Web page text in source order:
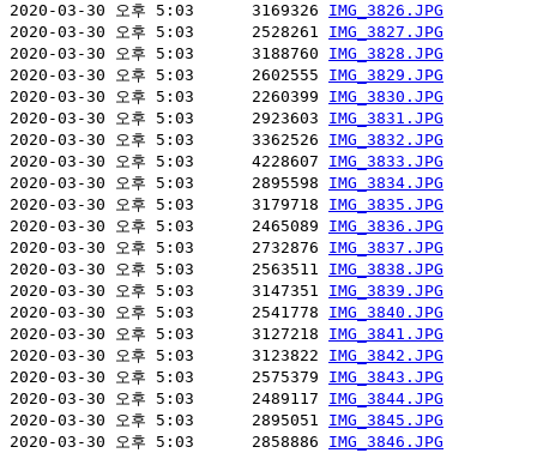
2020-03-30 오후 5:03      3169326 IMG_3826.JPG
2020-03-30 오후 5:03      2528261 IMG_3827.JPG
2020-03-30 오후 5:03      3188760 IMG_3828.JPG
2020-03-30 오후 5:03      2602555 IMG_3829.JPG
2020-03-30 오후 5:03      2260399 IMG_3830.JPG
2020-03-30 오후 5:03      2923603 IMG_3831.JPG
2020-03-30 오후 5:03      3362526 IMG_3832.JPG
2020-03-30 오후 5:03      4228607 IMG_3833.JPG
2020-03-30 오후 5:03      2895598 IMG_3834.JPG
2020-03-30 오후 5:03      3179718 IMG_3835.JPG
2020-03-30 오후 5:03      2465089 IMG_3836.JPG
2020-03-30 오후 5:03      2732876 IMG_3837.JPG
2020-03-30 오후 5:03      2563511 IMG_3838.JPG
2020-03-30 오후 5:03      3147351 IMG_3839.JPG
2020-03-30 오후 5:03      2541778 IMG_3840.JPG
2020-03-30 오후 5:03      3127218 IMG_3841.JPG
2020-03-30 오후 5:03      3123822 IMG_3842.JPG
2020-03-30 오후 5:03      2575379 IMG_3843.JPG
2020-03-30 오후 5:03      2489117 IMG_3844.JPG
2020-03-30 오후 5:03      2895051 IMG_3845.JPG
2020-03-30 오후 5:03      2858886 IMG_3846.JPG